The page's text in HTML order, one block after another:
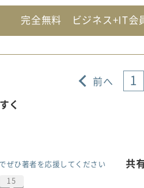
完全無料 ビジネス+IT会
前へ 1
く
ぜひ著者を応援してください
15
共